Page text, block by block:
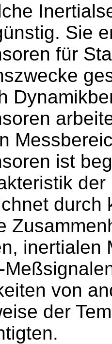
Sie
für
ist
durch
inertialen
von
der